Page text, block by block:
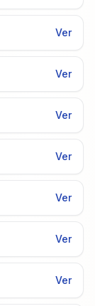
Ver
Ver
Ver
Ver
Ver
Ver
Ver